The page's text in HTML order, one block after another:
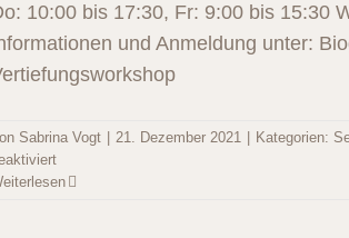
10:00 bis 17:30, Fr: 9:00 bis 15:30
und Anmeldung unter:
Sabrina Vogt 21. Dezember 2021 Kategorien:
für
Ausbildung: